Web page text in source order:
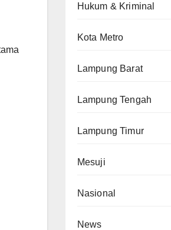
Hukum & Kriminal
Kota Metro
Lampung Barat
Lampung Tengah
Lampung Timur
Mesuji
Nasional
News